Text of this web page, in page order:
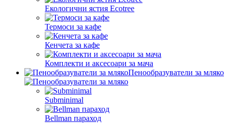
Екологични ястия Ecotree
Термоси за кафе
Кенчета за кафе
Комплекти и аксесоари за мача
Пенообразуватели за мляко
Subminimal
Bellman параход